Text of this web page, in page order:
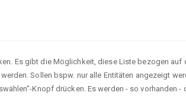
Es gibt die Möglichkeit, diese Liste bezogen auf
Sollen bspw. nur alle Entitäten angezeigt
Knopf drücken. Es werden - so vorhanden -